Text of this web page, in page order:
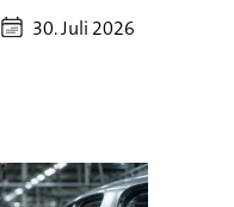
30. Juli 2026